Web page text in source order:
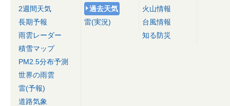
2週間天気
長期予報
雨雲レーダー
積雪マップ
PM2.5分布予測
世界の雨雲
雷(予報)
道路気象
過去天気
雷(実況)
火山情報
台風情報
知る防災